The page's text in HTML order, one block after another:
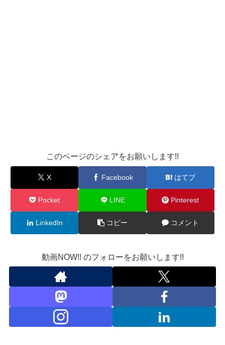
このページのシェアをお願いします!!
X Facebook はてブ
Pocket LINE Pinterest
LinkedIn コピー コメント
動画NOW!! のフォローをお願いします!!